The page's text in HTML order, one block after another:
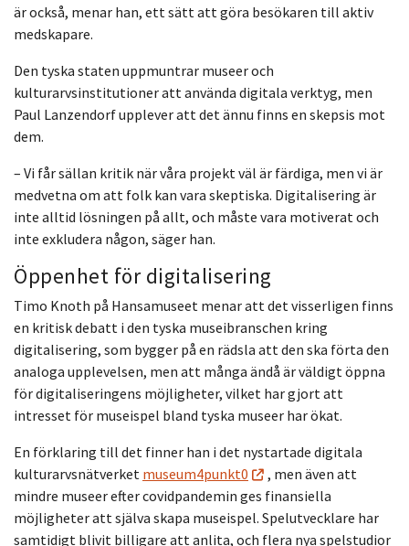
är också, menar han, ett sätt att göra besökaren till aktiv
medskapare.
Den tyska staten uppmuntrar museer och
kulturarvsinstitutioner att använda digitala verktyg, men
Paul Lanzendorf upplever att det ännu finns en skepsis mot
dem.
– Vi får sällan kritik när våra projekt väl är färdiga, men vi är
medvetna om att folk kan vara skeptiska. Digitalisering är
inte alltid lösningen på allt, och måste vara motiverat och
inte exkludera någon, säger han.
Öppenhet för digitalisering
Timo Knoth på Hansamuseet menar att det visserligen finns
en kritisk debatt i den tyska museibranschen kring
digitalisering, som bygger på en rädsla att den ska förta den
analoga upplevelsen, men att många ändå är väldigt öppna
för digitaliseringens möjligheter, vilket har gjort att
intresset för museispel bland tyska museer har ökat.
En förklaring till det finner han i det nystartade digitala
kulturarvsnätverket museum4punkt0
, men även att
mindre museer efter covidpandemin ges finansiella
möjligheter att själva skapa museispel. Spelutvecklare har
samtidigt blivit billigare att anlita, och flera nya spelstudior